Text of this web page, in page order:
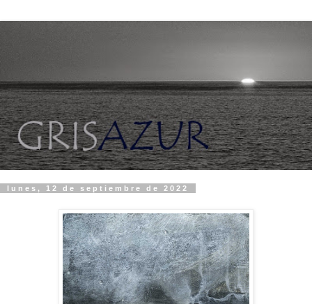
lunes, 12 de septiembre de 2022